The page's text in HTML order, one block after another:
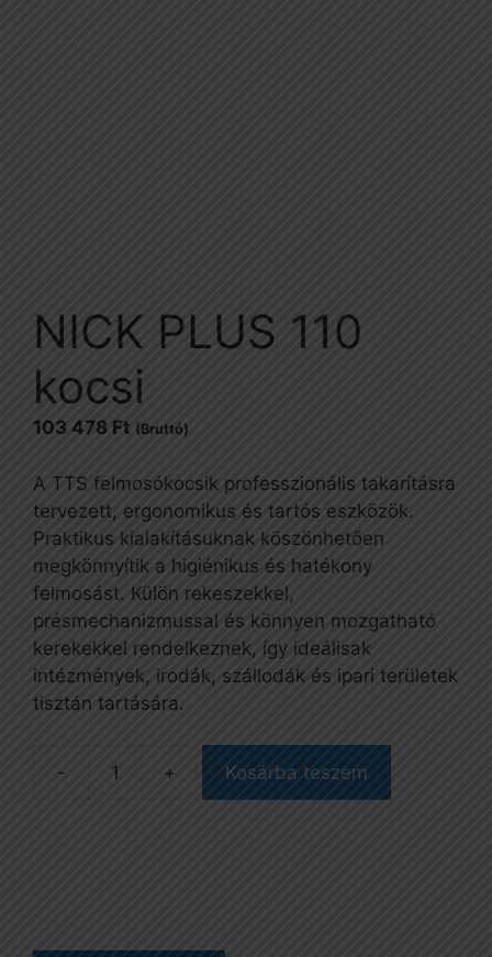
NICK PLUS 110
kocsi
103 478 Ft (Bruttó)
A TTS felmosókocsik professzionális takarításra
tervezett, ergonomikus és tartós eszközök.
Praktikus kialakításuknak köszönhetően
megkönnyítik a higiénikus és hatékony
felmosást. Külön rekeszekkel,
présmechanizmussal és könnyen mozgatható
kerekekkel rendelkeznek, így ideálisak
intézmények, irodák, szállodák és ipari területek
tisztán tartására.
NICK
Kosárba teszem